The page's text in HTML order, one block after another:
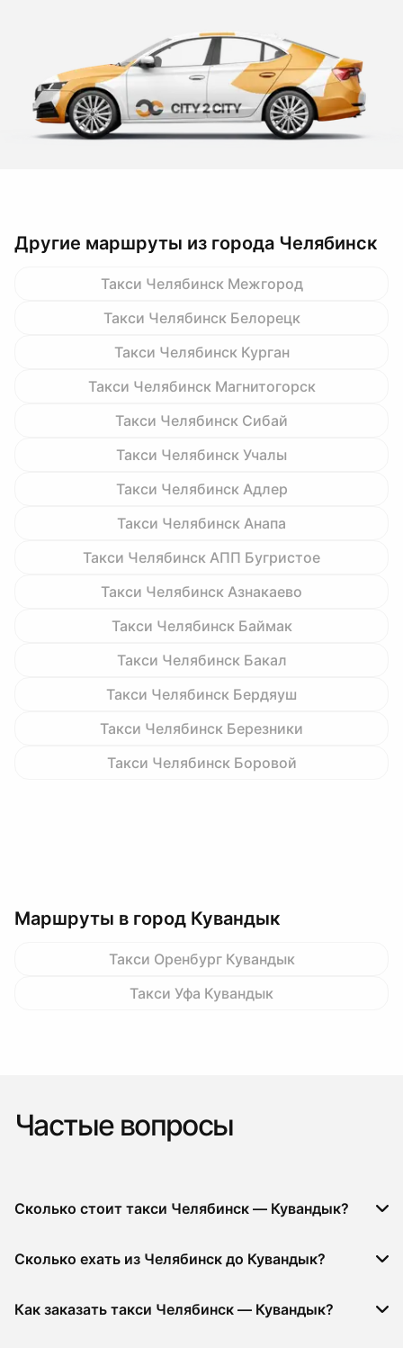
Другие маршруты из города Челябинск
Такси Челябинск Межгород
Такси Челябинск Белорецк
Такси Челябинск Курган
Такси Челябинск Магнитогорск
Такси Челябинск Сибай
Такси Челябинск Учалы
Такси Челябинск Адлер
Такси Челябинск Анапа
Такси Челябинск АПП Бугристое
Такси Челябинск Азнакаево
Такси Челябинск Баймак
Такси Челябинск Бакал
Такси Челябинск Бердяуш
Такси Челябинск Березники
Такси Челябинск Боровой
Маршруты в город Кувандык
Такси Оренбург Кувандык
Такси Уфа Кувандык
Частые вопросы
Сколько стоит такси Челябинск — Кувандык?
Сколько ехать из Челябинск до Кувандык?
Как заказать такси Челябинск — Кувандык?